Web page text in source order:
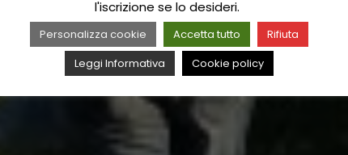
l'iscrizione se lo desideri.
Personalizza cookie Accetta tutto
Rifiuta
Leggi Informativa
Cookie policy